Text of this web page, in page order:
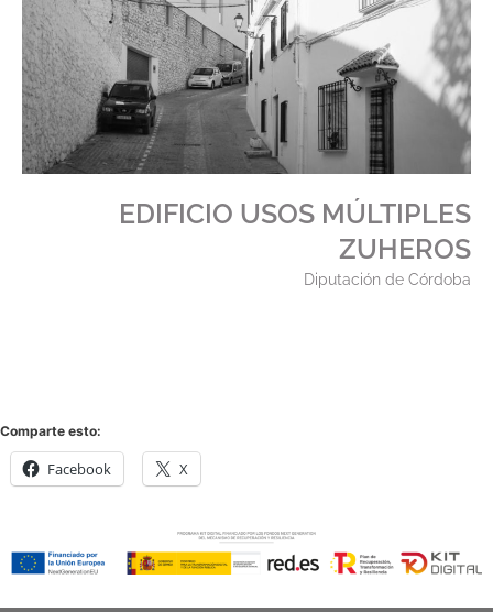
EDIFICIO USOS MÚLTIPLES
ZUHEROS
Diputación de Córdoba
Comparte esto:
Facebook X